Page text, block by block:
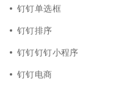
钉钉单选框
钉钉排序
钉钉钉钉小程序
钉钉电商